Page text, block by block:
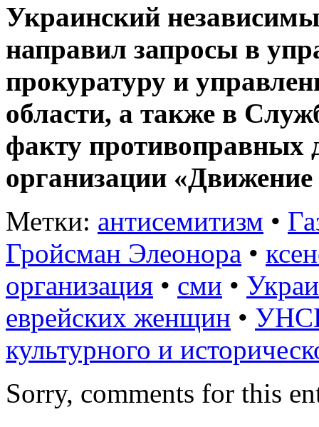
Украинский
направил запросы в
прокуратуру и
области, а также в
факту противоправных
организации
Метки: антисемитизм •
Гройсман Элеонора •
организация • сми •
еврейских женщин •
культурного и
Sorry, comments for this